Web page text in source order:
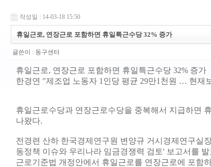
작성일 : 14-03-18 15:50
휴일근로, 연장근로 포함하면 휴일특근수당 32% 증가
글쓴이 : 동구센터
휴일근로, 연장근로 포함하면 휴일특근수당 32% 증가
한경연 "제조업 노동자 1인당 평균 29만1천원 … 현재
휴일근로수당과 연장근로수당을 중복해서 지급하면
나왔다.
전경련 산하 한국경제연구원 변양규 거시경제연구실
동정책 이슈와 우리나라 임금경쟁력 검토' 보고서를
근로기준법 개정안에서 휴일근로를 연장근로에 포함